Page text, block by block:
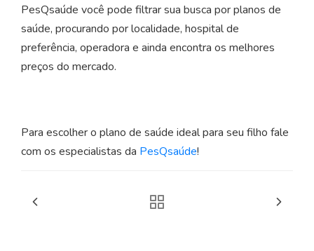
PesQsaúde você pode filtrar sua busca por planos de
saúde, procurando por localidade, hospital de
preferência, operadora e ainda encontra os melhores
preços do mercado.
Para escolher o plano de saúde ideal para seu filho fale
com os especialistas da PesQsaúde!